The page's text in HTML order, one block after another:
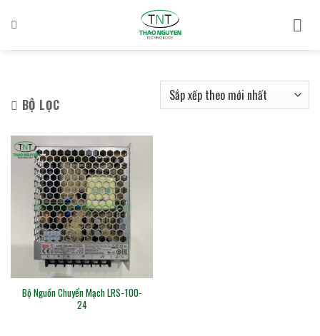
qua
BỘ LỌC
Bộ Nguồn Chuyển Mạch LRS-100-
24